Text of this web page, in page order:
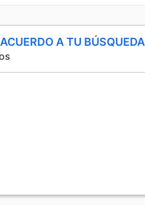
A TU BÚSQUEDA